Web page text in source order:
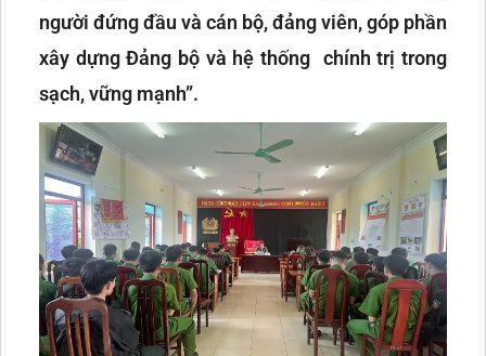
người đứng đầu và cán bộ, đảng viên, góp phần
xây dựng Đảng bộ và hệ thống chính trị trong
sạch, vững mạnh”.